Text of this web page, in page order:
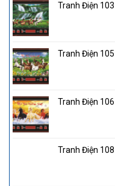
Tranh Điện 103
Tranh Điện 105
Tranh Điện 106
Tranh Điện 108